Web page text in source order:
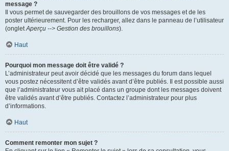
message ?
Il vous permet de sauvegarder des brouillons de vos messages et de les
poster ultérieurement. Pour les recharger, allez dans le panneau de l’utilisateur
(ongletAperçu --> Gestion des brouillons).
Haut
Pourquoi mon message doit être validé ?
L’administrateur peut avoir décidé que les messages du forum dans lequel
vous postez nécessitent d’être validés avant d’être publiés. Il est possible aussi
que l’administrateur vous ait placé dans un groupe dont les messages doivent
être validés avant d’être publiés. Contactez l’administrateur pour plus
d’informations.
Haut
Comment remonter mon sujet ?